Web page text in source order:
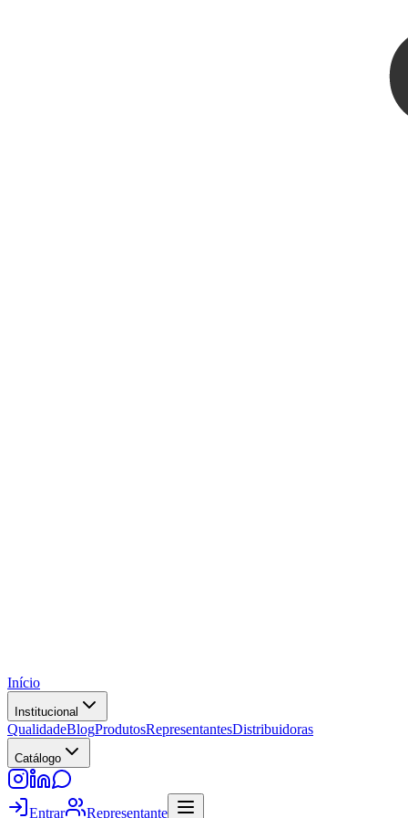
Início
Institucional
QualidadeBlogProdutosRepresentantesDistribuidoras
Catálogo
Entrar
Representante